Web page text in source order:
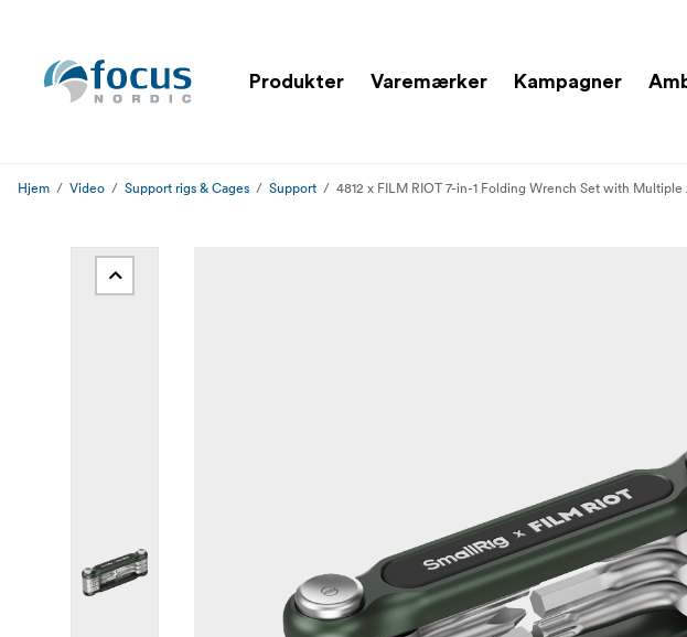
Produkter Varemærker Kampagner
Hjem Video Support rigs & Cages Support 4812 x FILM RIOT 7-in-1 Folding Wrench Set with